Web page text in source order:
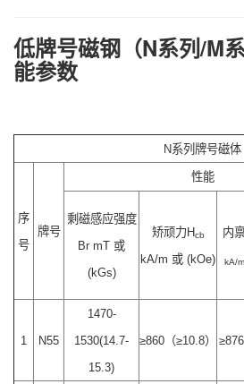
低牌号磁钢（N系列/M
能参数
N系列牌号磁体
序
号
牌号
性能
剩磁感应强度
Br mT 或
(kGs)
矫顽力Hcb
kA/m 或 (kOe)
内
kA/
1 N55
1470-
1530(14.7-
15.3)
≥860（≥10.8）